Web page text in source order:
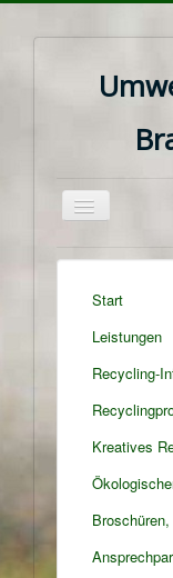
Navigation
Start
Leistungen
Recycling-
Kreatives